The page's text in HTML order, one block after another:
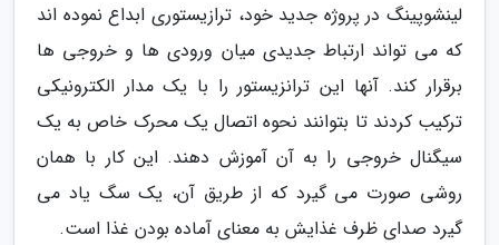
لینشوپینگ در پروژه جدید خود، ترازیستوری ابداع نموده اند
که می تواند ارتباط جدیدی میان ورودی ها و خروجی ها
برقرار کند. آنها این ترانزیستور را با یک مدار الکترونیکی
ترکیب کردند تا بتوانند نحوه اتصال یک محرک خاص به یک
سیگنال خروجی را به آن آموزش دهند. این کار با همان
روشی صورت می گیرد که از طریق آن، یک سگ یاد می
گیرد صدای ظرف غذایش به معنای آماده بودن غذا است.